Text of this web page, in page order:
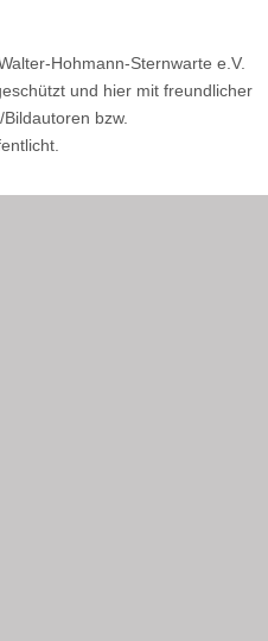
Hohmann-Sternwarte e.V.
und hier mit freundlicher
bzw.